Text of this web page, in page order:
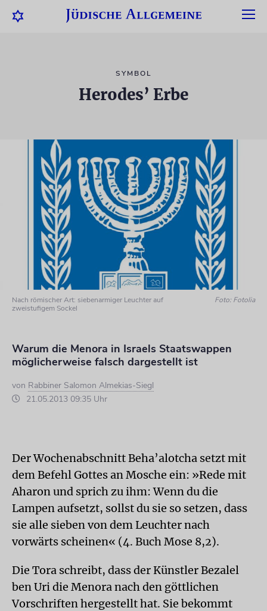
SYMBOL
Herodes’ Erbe
Nach römischer Art: siebenarmiger Leuchter auf
zweistufigem Sockel
Foto: Fotolia
Warum die Menora in Israels Staatswappen
möglicherweise falsch dargestellt ist
von Rabbiner Salomon Almekias-Siegl
21.05.2013 09:35 Uhr
Der Wochenabschnitt Beha’alotcha setzt mit
dem Befehl Gottes an Mosche ein: »Rede mit
Aharon und sprich zu ihm: Wenn du die
Lampen aufsetzt, sollst du sie so setzen, dass
sie alle sieben von dem Leuchter nach
vorwärts scheinen« (4. Buch Mose 8,2).
Die Tora schreibt, dass der Künstler Bezalel
ben Uri die Menora nach den göttlichen
Vorschriften hergestellt hat. Sie bekommt